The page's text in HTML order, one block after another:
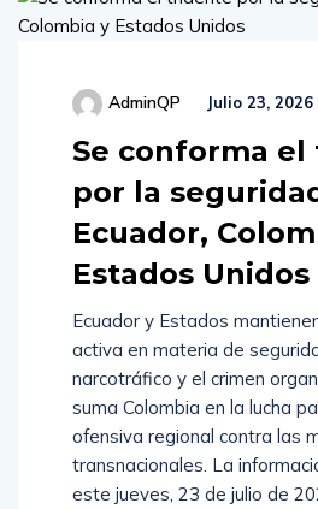
AdminQP Julio 23, 2026
Se conforma
por la
Ecuador,
Estados Unidos
Ecuador y Estados
activa en materia de
narcotráfico y el crimen
suma Colombia en la lucha
ofensiva regional contra las
transnacionales. La
este jueves, 23 de julio de